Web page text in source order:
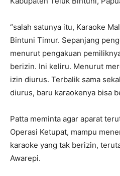
“salah satunya itu, Karaoke
Bintuni Timur. Sepanjang
menurut pengakuan
berizin. Ini keliru. Menurut
izin diurus. Terbalik sama
diurus, baru karaokenya bisa
Patta meminta agar aparat
Operasi Ketupat, mampu
karaoke yang tak berizin,
Awarepi.